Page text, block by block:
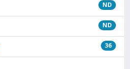
ND
ND
36